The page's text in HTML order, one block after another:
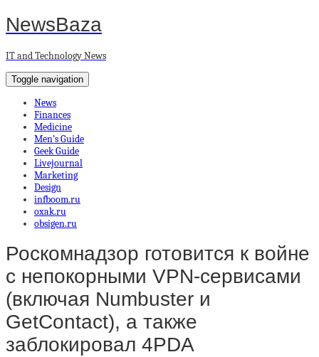
NewsBaza
IT and Technology News
Toggle navigation
News
Finances
Medicine
Men’s Guide
Geek Guide
Livejournal
Marketing
Design
infboom.ru
oxak.ru
obsigen.ru
Роскомнадзор готовится к войне
с непокорными VPN-сервисами
(включая Numbuster и
GetContact), а также
заблокировал 4PDA